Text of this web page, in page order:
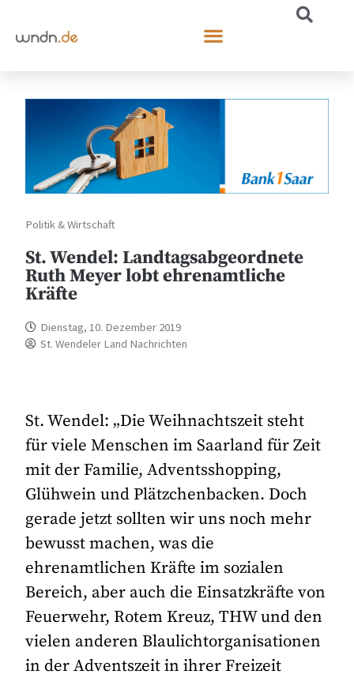
Politik & Wirtschaft
St. Wendel: Landtagsabgeordnete
Ruth Meyer lobt ehrenamtliche
Kräfte
Dienstag, 10. Dezember 2019
St. Wendeler Land Nachrichten
St. Wendel: „Die Weihnachtszeit steht
für viele Menschen im Saarland für Zeit
mit der Familie, Adventsshopping,
Glühwein und Plätzchenbacken. Doch
gerade jetzt sollten wir uns noch mehr
bewusst machen, was die
ehrenamtlichen Kräfte im sozialen
Bereich, aber auch die Einsatzkräfte von
Feuerwehr, Rotem Kreuz, THW und den
vielen anderen Blaulichtorganisationen
in der Adventszeit in ihrer Freizeit